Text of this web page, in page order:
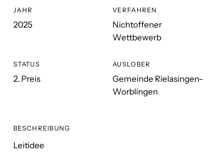
JAHR
2025
VERFAHREN
Nichtoffener
Wettbewerb
STATUS
2. Preis
AUSLOBER
Gemeinde Rielasingen-
Worblingen
BESCHREIBUNG
Leitidee